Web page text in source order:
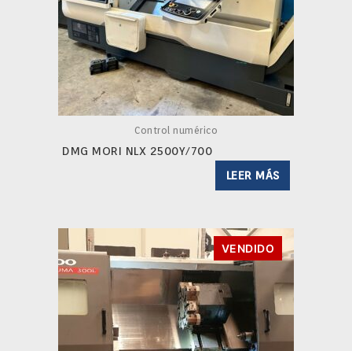
Control numérico
DMG MORI NLX 2500Y/700
LEER MÁS
VENDIDO